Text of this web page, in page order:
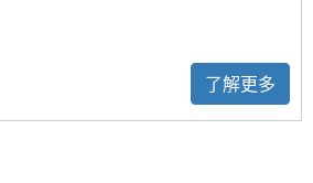
了解更多